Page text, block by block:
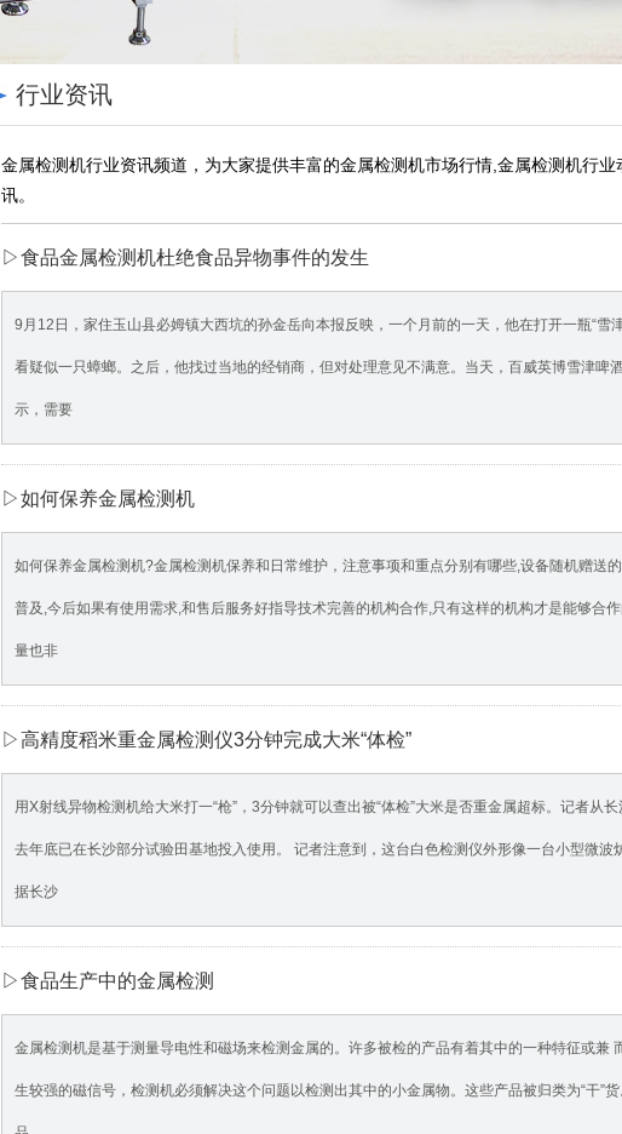
行业资讯
金属检测机行业资讯频道，为大家提供丰富的金属检测机市场行情,金属检测机行
讯。
▷食品金属检测机杜绝食品异物事件的发生
9月12日，家住玉山县必姆镇大西坑的孙金岳向本报反映，一个月前的一天，他在打开一瓶“雪
看疑似一只蟑螂。之后，他找过当地的经销商，但对处理意见不满意。当天，百威英博雪津啤
示，需要
▷如何保养金属检测机
如何保养金属检测机?金属检测机保养和日常维护，注意事项和重点分别有哪些,设备随机赠送
普及,今后如果有使用需求,和售后服务好指导技术完善的机构合作,只有这样的机构才是能够合
量也非
▷高精度稻米重金属检测仪3分钟完成大米“体检”
用X射线异物检测机给大米打一“枪”，3分钟就可以查出被“体检”大米是否重金属超标。记者从
去年底已在长沙部分试验田基地投入使用。 记者注意到，这台白色检测仪外形像一台小型微波
据长沙
▷食品生产中的金属检测
金属检测机是基于测量导电性和磁场来检测金属的。许多被检的产品有着其中的一种特征或兼
生较强的磁信号，检测机必须解决这个问题以检测出其中的小金属物。这些产品被归类为“干”